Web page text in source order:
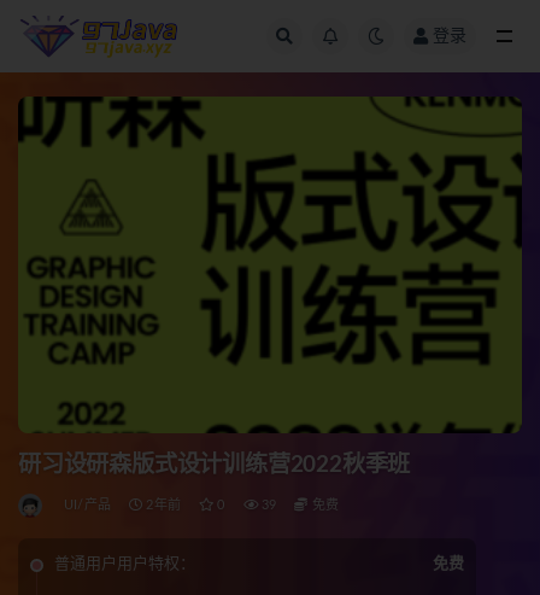
登录
研习设研森版式设计训练营2022秋季班
UI/产品 2年前 0 39 免费
普通用户用户特权： 免费